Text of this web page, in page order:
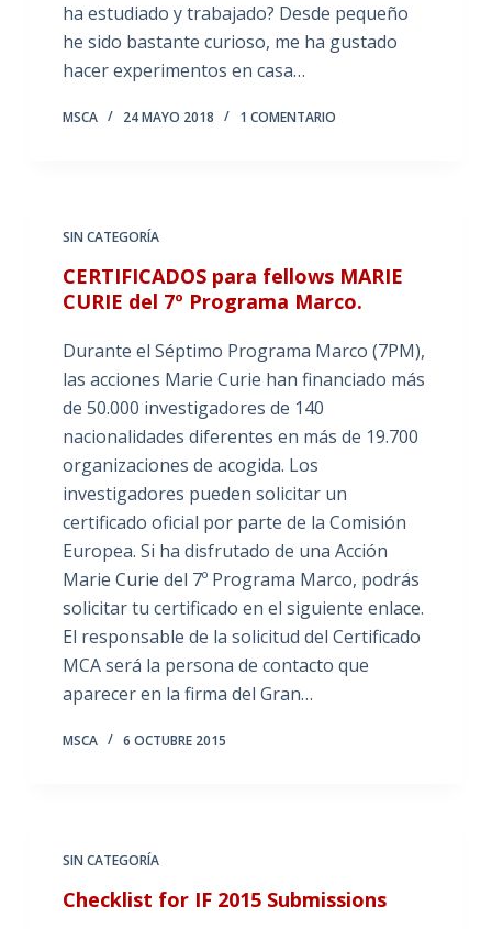
ha estudiado y trabajado? Desde pequeño
he sido bastante curioso, me ha gustado
hacer experimentos en casa…
MSCA 24 MAYO 2018 1 COMENTARIO
SIN CATEGORÍA
CERTIFICADOS para fellows MARIE
CURIE del 7º Programa Marco.
Durante el Séptimo Programa Marco (7PM),
las acciones Marie Curie han financiado más
de 50.000 investigadores de 140
nacionalidades diferentes en más de 19.700
organizaciones de acogida. Los
investigadores pueden solicitar un
certificado oficial por parte de la Comisión
Europea. Si ha disfrutado de una Acción
Marie Curie del 7º Programa Marco, podrás
solicitar tu certificado en el siguiente enlace.
El responsable de la solicitud del Certificado
MCA será la persona de contacto que
aparecer en la firma del Gran…
MSCA 6 OCTUBRE 2015
SIN CATEGORÍA
Checklist for IF 2015 Submissions